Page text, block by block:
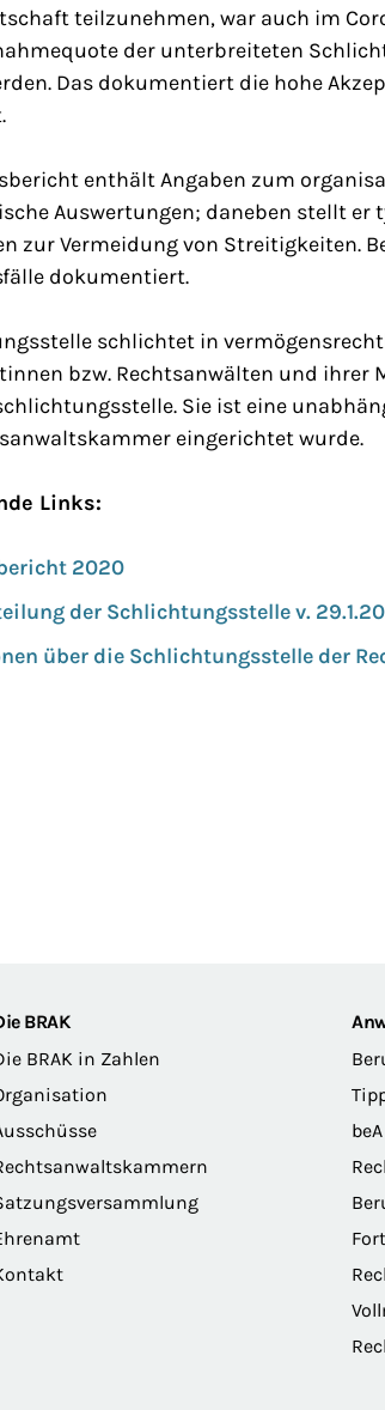
teilzunehmen, war auch im
der unterbreiteten
Das dokumentiert die hohe
enthält Angaben zum
Auswertungen; daneben stellt
zur Vermeidung von Streitigkeiten.
dokumentiert.
schlichtet in
bzw. Rechtsanwälten und
Sie ist eine
eingerichtet wurde.
Links:
2020
der Schlichtungsstelle v.
über die Schlichtungsstelle der
BRAK
BRAK in Zahlen